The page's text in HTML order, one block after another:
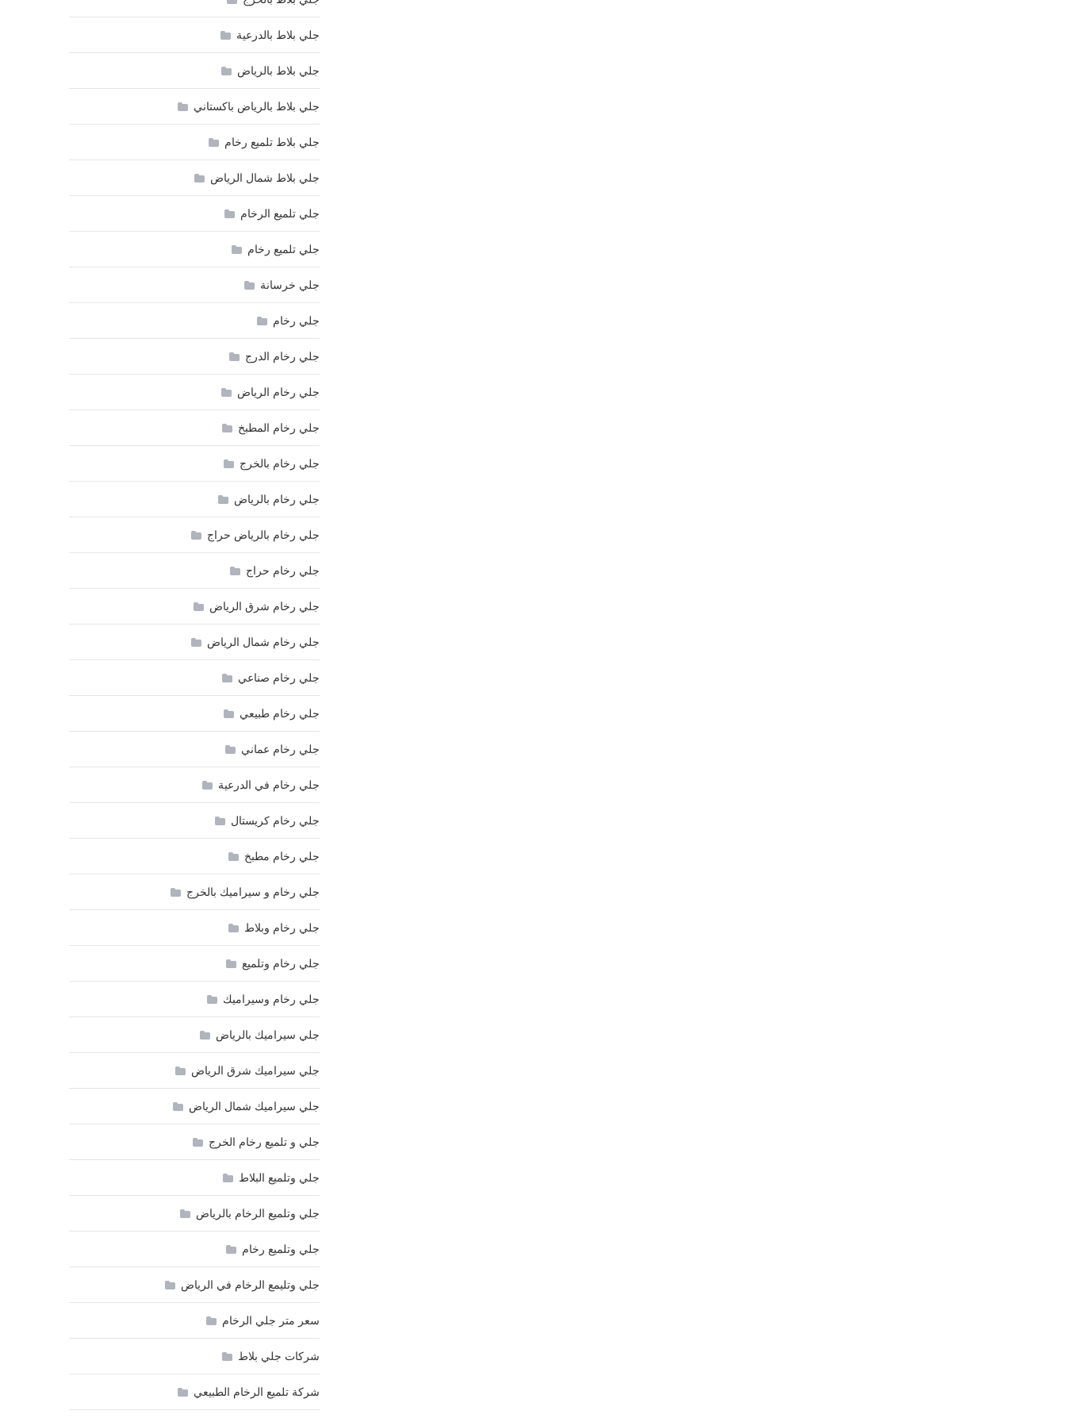
جلي بلاط بالدرعية
جلي بلاط بالرياض
جلي بلاط بالرياض باكستاني
جلي بلاط تلميع رخام
جلي بلاط شمال الرياض
جلي تلميع الرخام
جلي تلميع رخام
جلي خرسانة
جلي رخام
جلي رخام الدرج
جلي رخام الرياض
جلي رخام المطبخ
جلي رخام بالخرج
جلي رخام بالرياض
جلي رخام بالرياض حراج
جلي رخام حراج
جلي رخام شرق الرياض
جلي رخام شمال الرياض
جلي رخام صناعي
جلي رخام طبيعي
جلي رخام عماني
جلي رخام في الدرعية
جلي رخام كريستال
جلي رخام مطبخ
جلي رخام و سيراميك بالخرج
جلي رخام وبلاط
جلي رخام وتلميع
جلي رخام وسيراميك
جلي سيراميك بالرياض
جلي سيراميك شرق الرياض
جلي سيراميك شمال الرياض
جلي و تلميع رخام الخرج
جلي وتلميع البلاط
جلي وتلميع الرخام بالرياض
جلي وتلميع رخام
جلي وتليمع الرخام في الرياض
سعر متر جلي الرخام
شركات جلي بلاط
شركة تلميع الرخام الطبيعي